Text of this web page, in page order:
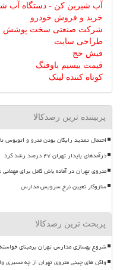
آب شیرین کن - دستگاه آب
خرید و فروش خودرو
شرکت صنعتی سخت پوشش
طراحی سایت
فیش حج
قیمت بیسیم باوفنگ
کوتاه کننده لینک
پربیننده ترین رصدکالا
احتمال تمدید رایگان بودن مترو و اتوبوس
درآمدهای پایدار تهران ۴۷ درصد رشد کرد
متروی تهران در آماده باش کامل برای
سازوکار تعیین نرخ سرویس مدارس
پربحث ترین رصدکالا
شروع بهسازی مدارس تهران برمبنای
واگن های چینی متروی تهران از چه مسیری